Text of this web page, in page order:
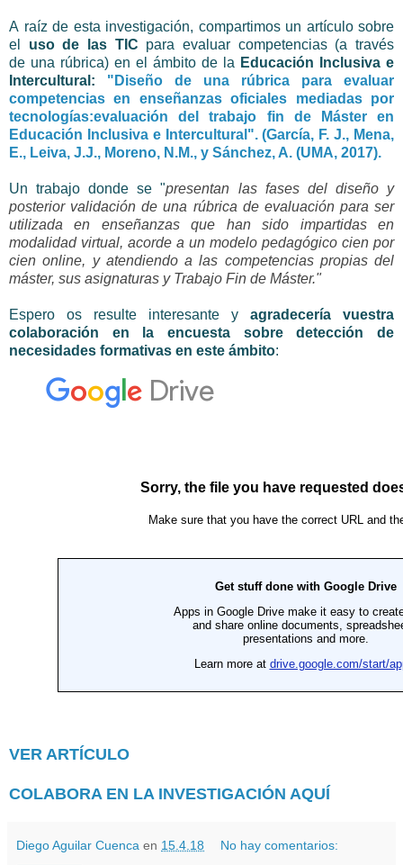
A raíz de esta investigación, compartimos un artículo sobre
el uso de las TIC para evaluar competencias (a través
de una rúbrica) en el ámbito de la Educación Inclusiva e
Intercultural:
"Diseño de una rúbrica para evaluar
competencias en enseñanzas oficiales mediadas por
tecnologías:evaluación del trabajo fin de Máster en
Educación Inclusiva e Intercultural". (García, F. J., Mena,
E., Leiva, J.J., Moreno, N.M., y Sánchez, A. (UMA, 2017).
Un trabajo dondese "presentan las fases del diseño y
posterior validación de una rúbrica de evaluación para ser
utilizada en enseñanzas que han sido impartidas en
modalidad virtual, acorde a un modelo pedagógico cien por
cien online, y atendiendo a las competencias propias del
máster, sus asignaturas y Trabajo Fin de Máster."
Espero os resulte interesante y agradecería vuestra
colaboración en la encuesta sobre detección de
necesidades formativas en este ámbito:
VER ARTÍCULO
COLABORA EN LA INVESTIGACIÓN AQUÍ
Diego Aguilar Cuenca en 15.4.18 No hay comentarios: